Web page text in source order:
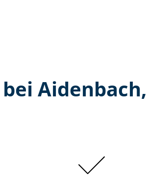
Aidenbach,